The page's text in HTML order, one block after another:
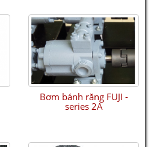
Bơm bánh răng FUJI -
series 2A